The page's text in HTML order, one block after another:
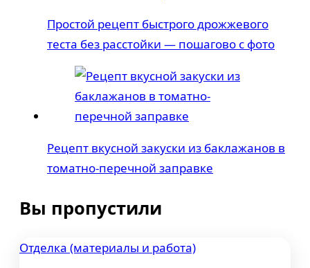
Простой рецепт быстрого дрожжевого
теста без расстойки — пошагово с фото
Рецепт вкусной закуски из баклажанов в
томатно-перечной заправке
Вы пропустили
Отделка (материалы и работа)